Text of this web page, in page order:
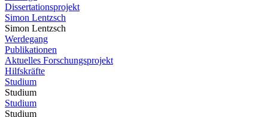
Dissertationsprojekt
Simon Lentzsch
Simon Lentzsch
Werdegang
Publikationen
Aktuelles Forschungsprojekt
Hilfskräfte
Studium
Studium
Studium
Studium